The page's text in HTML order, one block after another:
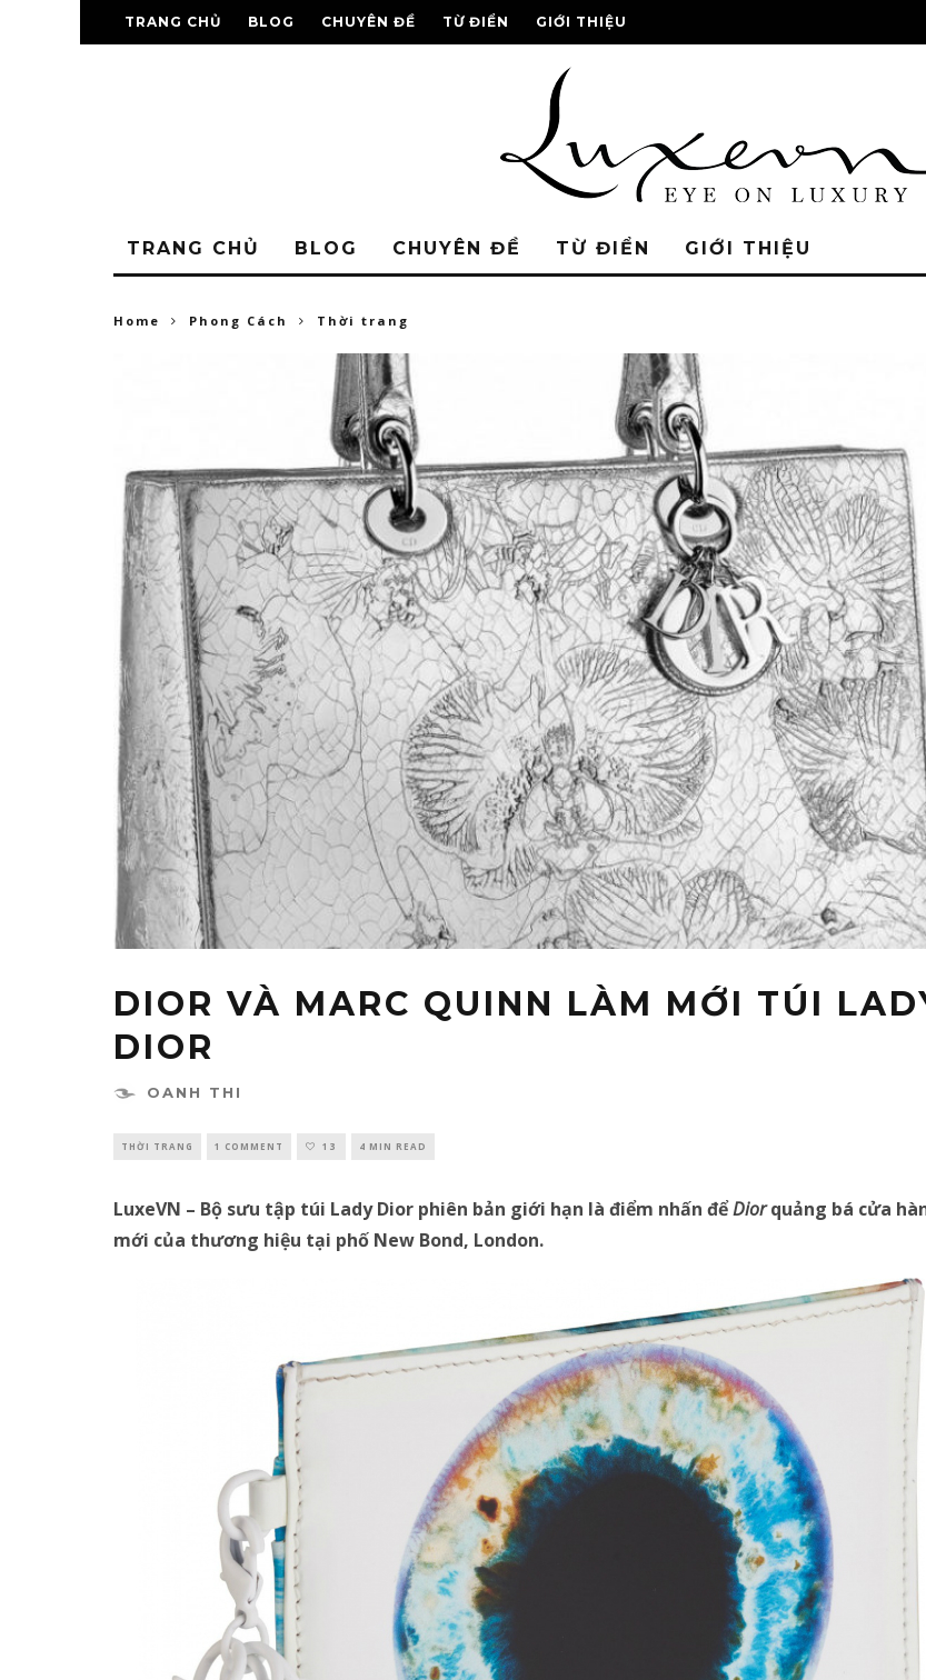
TRANG CHỦ BLOG CHUYÊN ĐỀ TỪ ĐIỂN GIỚI THIỆU
TRANG CHỦ BLOG CHUYÊN ĐỀ TỪ ĐIỂN GIỚI THIỆU
Home Phong Cách Thời trang
DIOR VÀ MARC QUINN LÀM MỚI TÚI
DIOR
OANH THI
THỜI TRANG 1 COMMENT 13 4 MIN READ
LuxeVN – Bộ sưu tập túi Lady Dior phiên bản giới hạn là điểm nhấn đểDiorquảng bá cửa
mới của thương hiệu tại phố New Bond, London.